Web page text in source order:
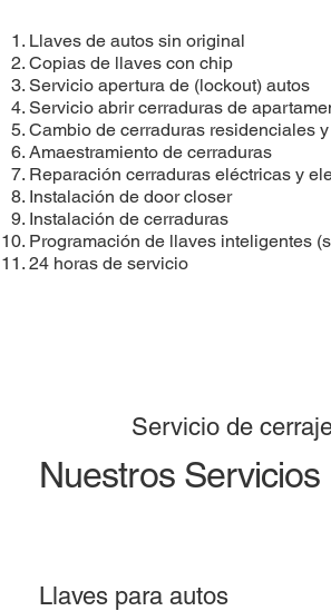
Llaves de autos sin original
Copias de llaves con chip
Servicio apertura de (lockout) autos
Servicio abrir cerraduras de
Cambio de cerraduras residenciales
Amaestramiento de cerraduras
Reparación cerraduras eléctricas y
Instalación de door closer
Instalación de cerraduras
​Programación de llaves inteligentes
24 horas de servicio
Nuestros Servicios
Servicio de
Llaves para autos